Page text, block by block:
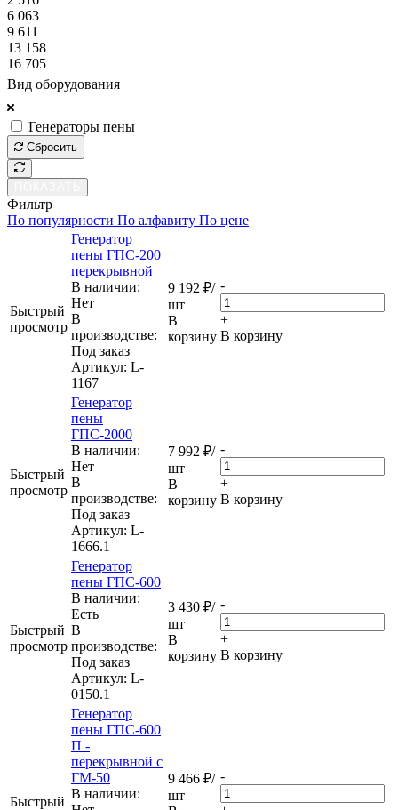
6 063
9 611
13 158
16 705
Вид оборудования
Генераторы пены
Сбросить
Фильтр
По популярности По алфавиту По цене
Быстрый
просмотр
Генератор
пены ГПС-200
перекрывной
В наличии:
Нет
В
производстве:
Под заказ
Артикул: L-
1167
9 192 ₽/
шт
В
корзину
-
+
В корзину
Быстрый
просмотр
Генератор
пены
ГПС-2000
В наличии:
Нет
В
производстве:
Под заказ
Артикул: L-
1666.1
7 992 ₽/
шт
В
корзину
-
+
В корзину
Быстрый
просмотр
Генератор
пены ГПС-600
В наличии:
Eсть
В
производстве:
Под заказ
Артикул: L-
0150.1
3 430 ₽/
шт
В
корзину
-
+
В корзину
Быстрый
Генератор
пены ГПС-600
П -
перекрывной с
ГМ-50
В наличии:
9 466 ₽/
шт
-